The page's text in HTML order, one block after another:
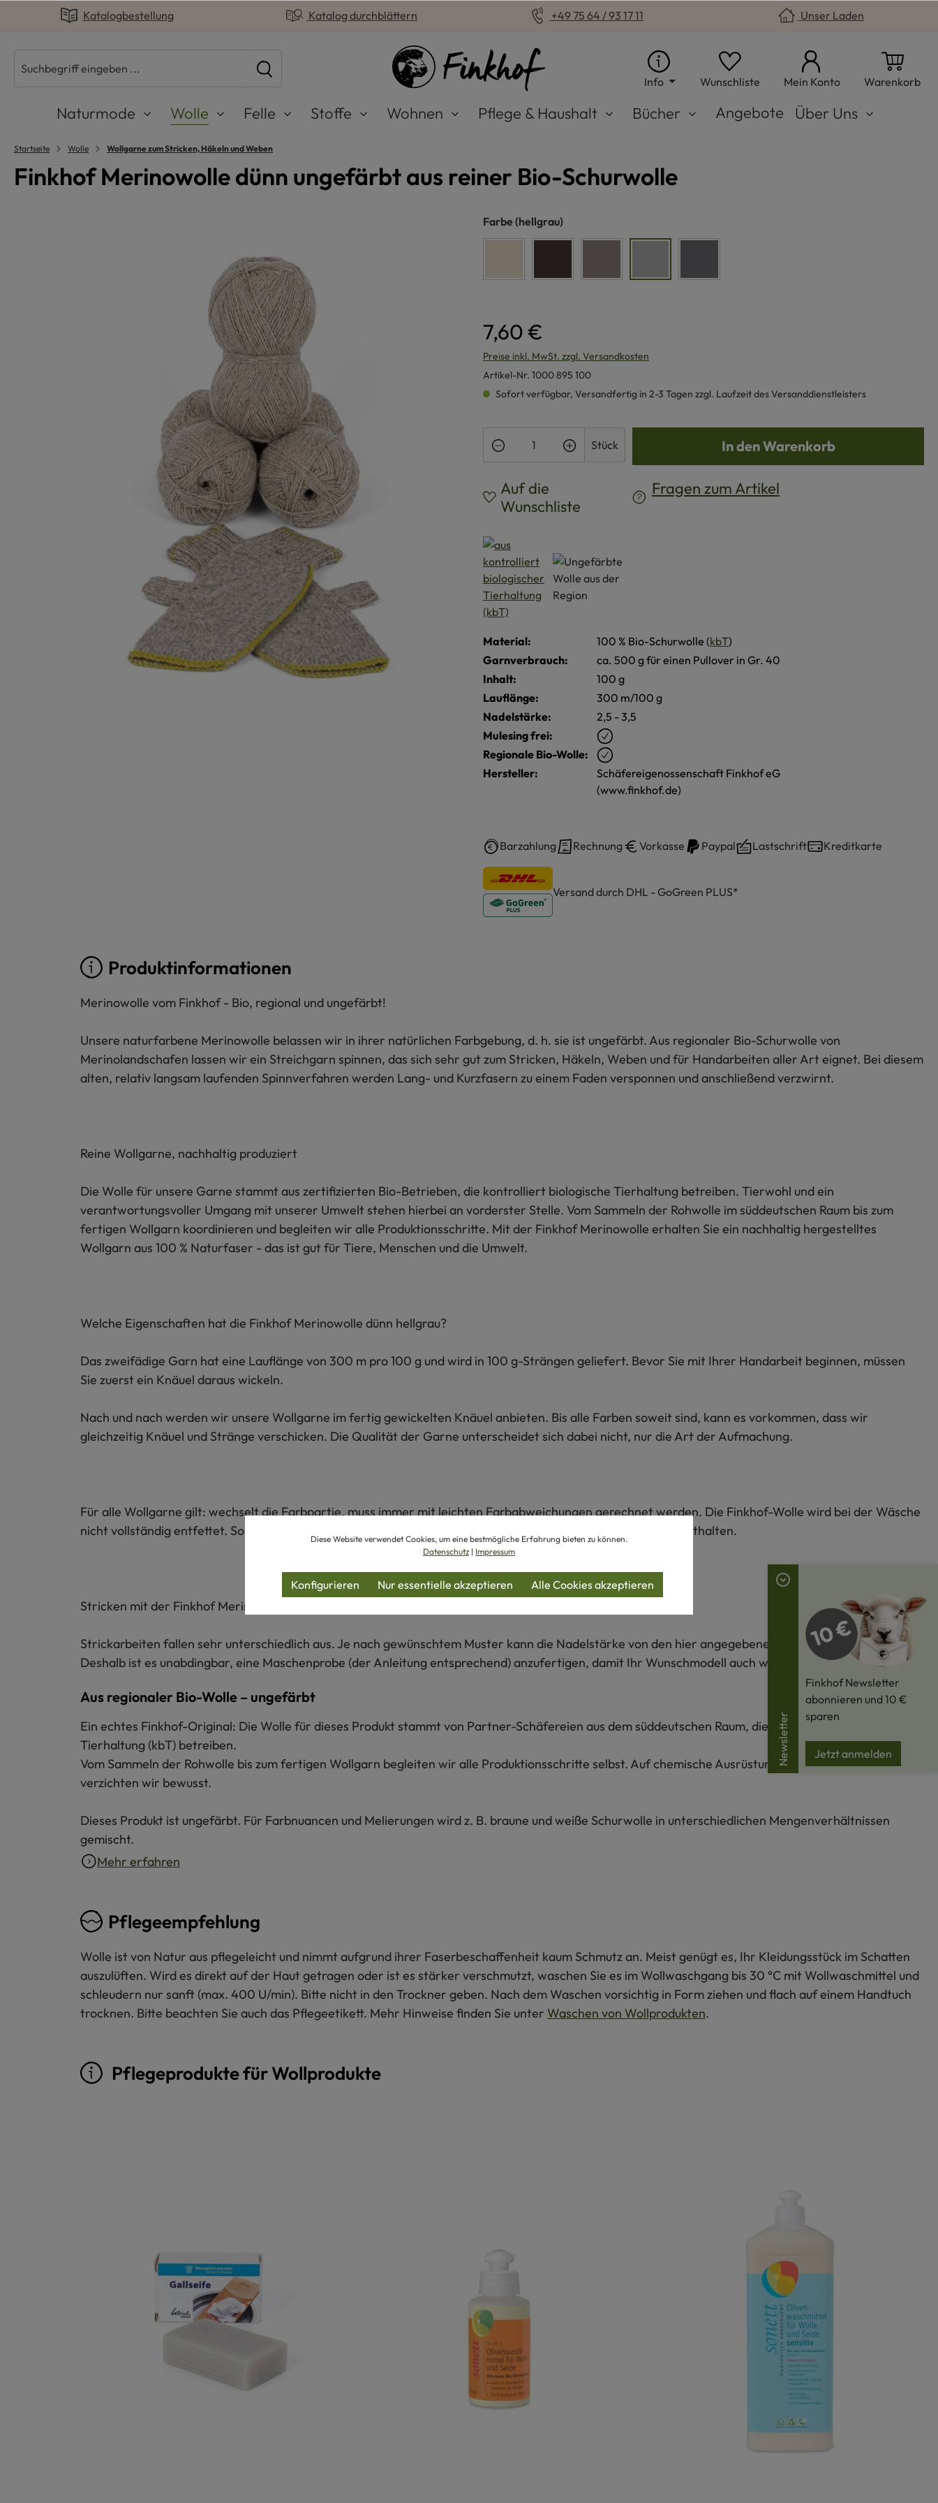
Zur Hauptnavigation springen
Katalogbestellung Katalog durchblättern +49 75 64 / 93 17 11 Unser Laden
Info Wunschliste Du hast 0 Produkte auf dem
Mein Konto Warenkorb
Naturmode Wolle Felle Stoffe Wohnen Pflege & Haushalt Bücher Angebote Über Uns
Startseite Wolle Wollgarne zum Stricken, Häkeln und Weben
Finkhof Merinowolle dünn ungefärbt aus reiner Bio-Schurwolle
Farbe auswählen
(hellgrau)
7,60 €
Preise inkl. MwSt. zzgl. Versandkosten
Artikel-Nr. 1000 895 100
Sofort verfügbar, Versandfertig in 2-3 Tagen zzgl. Laufzeit des Versanddienstleisters
Produkt Anzahl: Gib den gewünschten Wert ein oder
Stück In den Warenkorb
Auf die
Wunschliste
Fragen zum Artikel
Material: 100 % Bio-Schurwolle (kbT)
Garnverbrauch:
ca. 500 g für einen Pullover in Gr. 40
Inhalt:
100 g
Lauflänge:
300 m/100 g
Nadelstärke:
2,5 - 3,5
Mulesing frei:
Regionale Bio-Wolle:
Hersteller:
Schäfereigenossenschaft Finkhof eG
(www.finkhof.de)
Barzahlung Rechnung Vorkasse Paypal Lastschrift Kreditkarte
Versand durch DHL - GoGreen PLUS*
Produktinformationen
Merinowolle vom Finkhof - Bio, regional und ungefärbt!
Unsere naturfarbene Merinowolle belassen wir in ihrer natürlichen Farbgebung, d. h. sie ist ungefärbt. Aus regionaler Bio-Schurwolle von
Merinolandschafen lassen wir ein Streichgarn spinnen, das sich sehr gut zum Stricken, Häkeln, Weben und für Handarbeiten aller Art eignet. Bei diesem
alten, relativ langsam laufenden Spinnverfahren werden Lang- und Kurzfasern zu einem Faden versponnen und anschließend verzwirnt.
Reine Wollgarne, nachhaltig produziert
Die Wolle für unsere Garne stammt aus zertifizierten Bio-Betrieben, die kontrolliert biologische Tierhaltung betreiben. Tierwohl und ein
verantwortungsvoller Umgang mit unserer Umwelt stehen hierbei an vorderster Stelle. Vom Sammeln der Rohwolle im süddeutschen Raum bis zum
fertigen Wollgarn koordinieren und begleiten wir alle Produktionsschritte. Mit der Finkhof Merinowolle erhalten Sie ein nachhaltig hergestelltes
Wollgarn aus 100 % Naturfaser - das ist gut für Tiere, Menschen und die Umwelt.
Welche Eigenschaften hat die Finkhof Merinowolle dünn hellgrau?
Das zweifädige Garn hat eine Lauflänge von 300 m pro 100 g und wird in 100 g-Strängen geliefert. Bevor Sie mit Ihrer Handarbeit beginnen, müssen
Sie zuerst ein Knäuel daraus wickeln.
Nach und nach werden wir unsere Wollgarne im fertig gewickelten Knäuel anbieten. Bis alle Farben soweit sind, kann es vorkommen, dass wir
gleichzeitig Knäuel und Stränge verschicken. Die Qualität der Garne unterscheidet sich dabei nicht, nur die Art der Aufmachung.
Für alle Wollgarne gilt: wechselt die Farbpartie, muss immer mit leichten Farbabweichungen gerechnet werden. Die Finkhof-Wolle wird bei der Wäsche
nicht vollständig entfettet. So ist in allen unseren Wollgarnen ein Restanteil an hautfreundlichem Wollwachs enthalten.
Stricken mit der Finkhof Merinowolle dünn hellgrau - so gelingt´s:
Strickarbeiten fallen sehr unterschiedlich aus. Je nach gewünschtem Muster kann die Nadelstärke von den hier angegebenen Werten abweichen.
Deshalb ist es unabdingbar, eine Maschenprobe (der Anleitung entsprechend) anzufertigen, damit Ihr Wunschmodell auch wirklich passt.
Aus regionaler Bio-Wolle – ungefärbt
Ein echtes Finkhof-Original: Die Wolle für dieses Produkt stammt von Partner-Schäfereien aus dem süddeutschen Raum, die kontrolliert biologische
Tierhaltung (kbT) betreiben.
Vom Sammeln der Rohwolle bis zum fertigen Wollgarn begleiten wir alle Produktionsschritte selbst. Auf chemische Ausrüstung und auf das Bleichen
verzichten wir bewusst.
Dieses Produkt ist ungefärbt. Für Farbnuancen und Melierungen wird z. B. braune und weiße Schurwolle in unterschiedlichen Mengenverhältnissen
gemischt.
Mehr erfahren
Pflegeempfehlung
Wolle ist von Natur aus pflegeleicht und nimmt aufgrund ihrer Faserbeschaffenheit kaum Schmutz an. Meist genügt es, Ihr Kleidungsstück im Schatten
auszulüften. Wird es direkt auf der Haut getragen oder ist es stärker verschmutzt, waschen Sie es im Wollwaschgang bis 30 °C mit Wollwaschmittel und
schleudern nur sanft (max. 400 U/min). Bitte nicht in den Trockner geben. Nach dem Waschen vorsichtig in Form ziehen und flach auf einem Handtuch
trocknen. Bitte beachten Sie auch das Pflegeetikett. Mehr Hinweise finden Sie unter Waschen von Wollprodukten.
Pflegeprodukte für Wollprodukte
Newsletter
Finkhof Newsletter
abonnieren und 10 €
sparen
Jetzt anmelden
Diese Website verwendet Cookies, um eine bestmögliche Erfahrung bieten zu können.
Datenschutz | Impressum
Nur essentielle akzeptieren
Konfigurieren Alle Cookies akzeptieren